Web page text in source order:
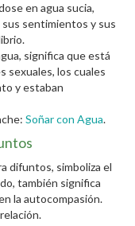
en agua sucia,
sentimientos y sus
significa que está
sexuales, los cuales
y estaban
Soñar con Agua.
difuntos, simboliza el
también significa
la autocompasión.